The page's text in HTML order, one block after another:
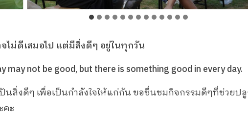
ไม่ดีเสมอไป แต่มีสิ่งดีๆ อยู่ในทุกวัน
may not be good, but there is something good in every day.
นสิ่งดีๆ เพื่อเป็นกำลังใจให้แก่กัน ขอชื่นชมกิจกรรมดีๆที่ช่วยป
คะ